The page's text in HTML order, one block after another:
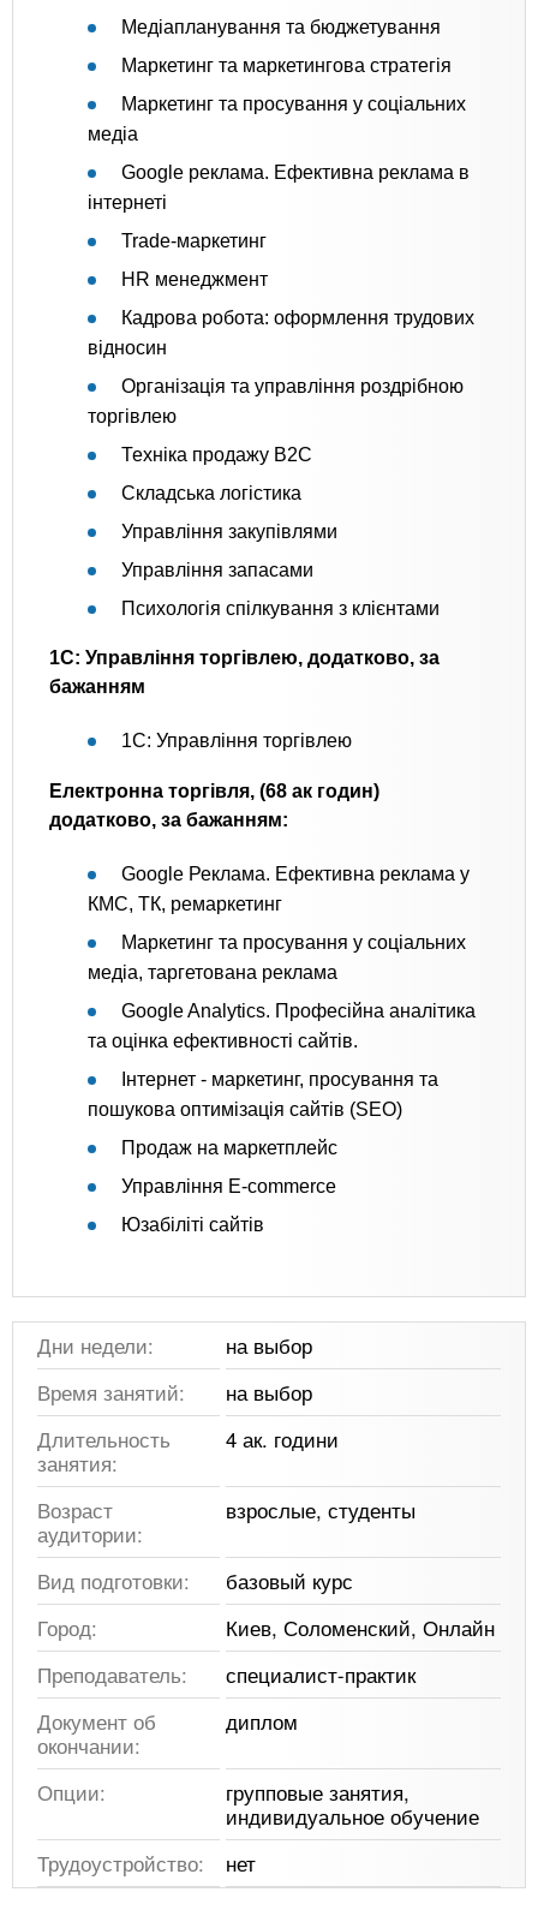
Медіапланування та бюджетування
Маркетинг та маркетингова стратегія
Маркетинг та просування у соціальних
медіа
Google реклама. Ефективна реклама в
інтернеті
Trade-маркетинг
HR менеджмент
Кадрова робота: оформлення трудових
відносин
Організація та управління роздрібною
торгівлею
Техніка продажу B2C
Складська логістика
Управління закупівлями
Управління запасами
Психологія спілкування з клієнтами
1С: Управління торгівлею, додатково, за
бажанням
1С: Управління торгівлею
Електронна торгівля, (68 ак годин)
додатково, за бажанням:
Google Реклама. Ефективна реклама у
КМС, ТК, ремаркетинг
Маркетинг та просування у соціальних
медіа, таргетована реклама
Google Analytics. Професійна аналітика
та оцінка ефективності сайтів.
Інтернет - маркетинг, просування та
пошукова оптимізація сайтів (SEO)
Продаж на маркетплейс
Управління E-commerce
Юзабіліті сайтів
Дни недели:
на выбор
Время занятий:
на выбор
Длительность
занятия:
4 ак. години
Возраст
аудитории:
взрослые, студенты
Вид подготовки:
базовый курс
Город:
Киев, Соломенский, Онлайн
Преподаватель:
специалист-практик
Документ об
окончании:
диплом
Опции:
групповые занятия,
индивидуальное обучение
Трудоустройство:
нет